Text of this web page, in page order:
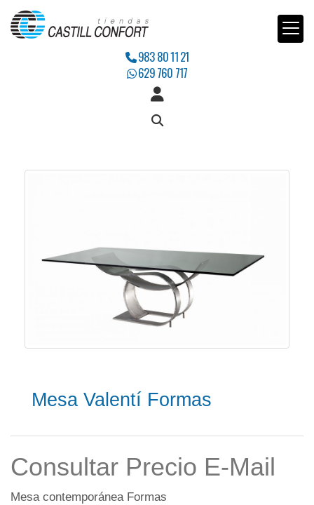
983 80 11 21
629 760 717
Mesa Valentí Formas
Consultar Precio E-Mail
Mesa contemporánea Formas